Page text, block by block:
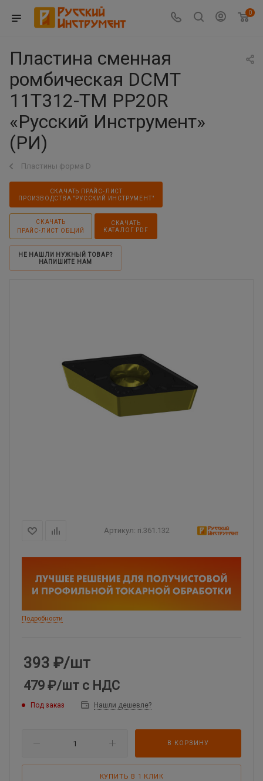
0
Пластина сменная
ромбическая DCMT
11T312-TM PP20R
«Русский Инструмент»
(РИ)
Пластины форма D
СКАЧАТЬ ПРАЙС-ЛИСТ
ПРОИЗВОДСТВА "РУССКИЙ ИНСТРУМЕНТ"
СКАЧАТЬ
ПРАЙС-ЛИСТ ОБЩИЙ
СКАЧАТЬ
КАТАЛОГ PDF
НЕ НАШЛИ НУЖНЫЙ ТОВАР?
НАПИШИТЕ НАМ
Артикул: ri.361.132
Подробности
393 ₽/шт
479 ₽/шт с НДС
Под заказ Нашли дешевле?
В КОРЗИНУ
КУПИТЬ В 1 КЛИК